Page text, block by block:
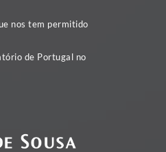
nos tem permitido
de Portugal no